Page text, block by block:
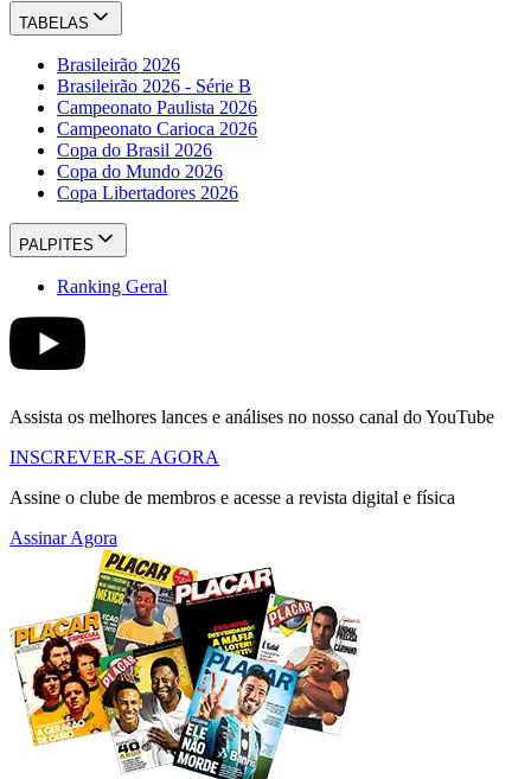
TABELAS
Brasileirão 2026
Brasileirão 2026 - Série B
Campeonato Paulista 2026
Campeonato Carioca 2026
Copa do Brasil 2026
Copa do Mundo 2026
Copa Libertadores 2026
PALPITES
Ranking Geral
Assista os melhores lances e análises no nosso canal do YouTube
INSCREVER-SE AGORA
Assine o clube de membros e acesse a revista digital e física
Assinar Agora